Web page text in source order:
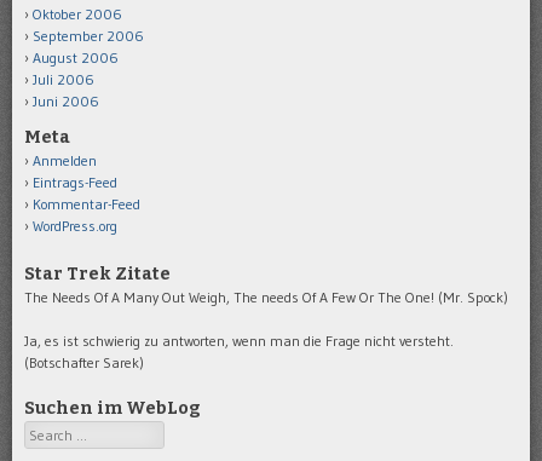
Oktober 2006
September 2006
August 2006
Juli 2006
Juni 2006
Meta
Anmelden
Eintrags-Feed
Kommentar-Feed
WordPress.org
Star Trek Zitate
The Needs Of A Many Out Weigh, The needs Of A Few Or The One! (Mr. Spock)
Ja, es ist schwierig zu antworten, wenn man die Frage nicht versteht.
(Botschafter Sarek)
Suchen im WebLog
Search